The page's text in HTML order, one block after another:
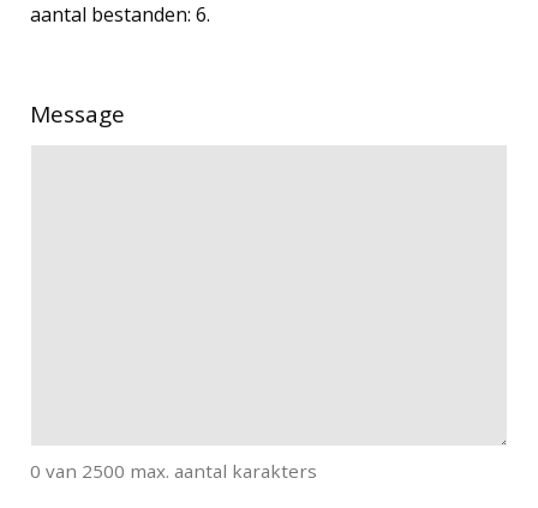
aantal bestanden: 6.
Message
0 van 2500 max. aantal karakters